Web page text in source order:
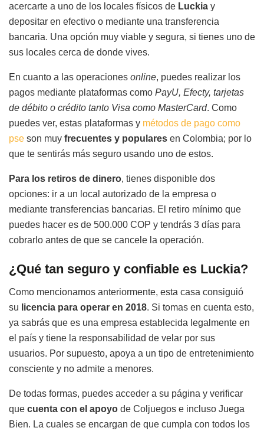
acercarte a uno de los locales físicos de Luckia y
depositar en efectivo o mediante una transferencia
bancaria. Una opción muy viable y segura, si tienes uno de
sus locales cerca de donde vives.
En cuanto a las operaciones online, puedes realizar los
pagos mediante plataformas como PayU, Efecty, tarjetas
de débito o crédito tanto Visa como MasterCard. Como
puedes ver, estas plataformas y métodos de pago como
pse son muy frecuentes y populares en Colombia; por lo
que te sentirás más seguro usando uno de estos.
Para los retiros de dinero, tienes disponible dos
opciones: ir a un local autorizado de la empresa o
mediante transferencias bancarias. El retiro mínimo que
puedes hacer es de 500.000 COP y tendrás 3 días para
cobrarlo antes de que se cancele la operación.
¿Qué tan seguro y confiable es Luckia?
Como mencionamos anteriormente, esta casa consiguió
su licencia para operar en 2018. Si tomas en cuenta esto,
ya sabrás que es una empresa establecida legalmente en
el país y tiene la responsabilidad de velar por sus
usuarios. Por supuesto, apoya a un tipo de entretenimiento
consciente y no admite a menores.
De todas formas, puedes acceder a su página y verificar
que cuenta con el apoyo de Coljuegos e incluso Juega
Bien. La cuales se encargan de que cumpla con todos los